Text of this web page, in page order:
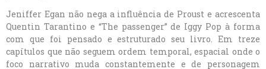
Jeniffer Egan não nega a influência de Proust e acrescenta
Quentin Tarantino e “The passenger” de Iggy Pop à forma
com que foi pensado e estruturado seu livro. Em treze
capítulos que não seguem ordem temporal, espacial onde o
foco narrativo muda constantemente e de personagem